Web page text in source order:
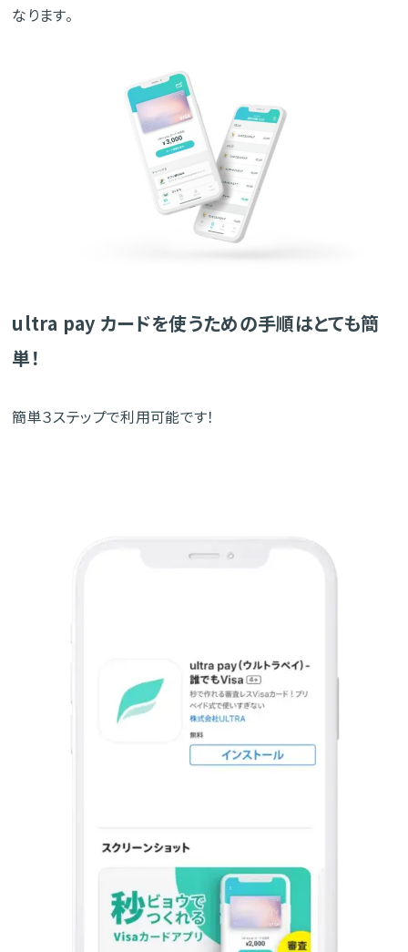
なります。
ultra pay カードを使うための手順はとても簡
単！
簡単３ステップで利用可能です！